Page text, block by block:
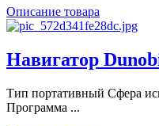
Описание товара
Навигатор
Тип портативный Сфера
Программа ...